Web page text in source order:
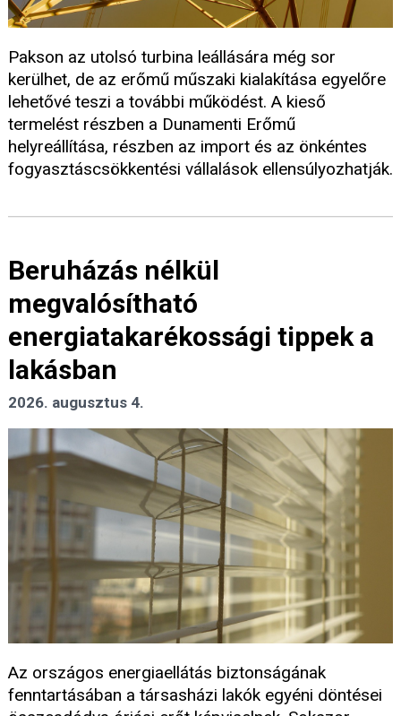
Pakson az utolsó turbina leállására még sor
kerülhet, de az erőmű műszaki kialakítása egyelőre
lehetővé teszi a további működést. A kieső
termelést részben a Dunamenti Erőmű
helyreállítása, részben az import és az önkéntes
fogyasztáscsökkentési vállalások ellensúlyozhatják.
Beruházás nélkül
megvalósítható
energiatakarékossági tippek a
lakásban
2026. augusztus 4.
Az országos energiaellátás biztonságának
fenntartásában a társasházi lakók egyéni döntései